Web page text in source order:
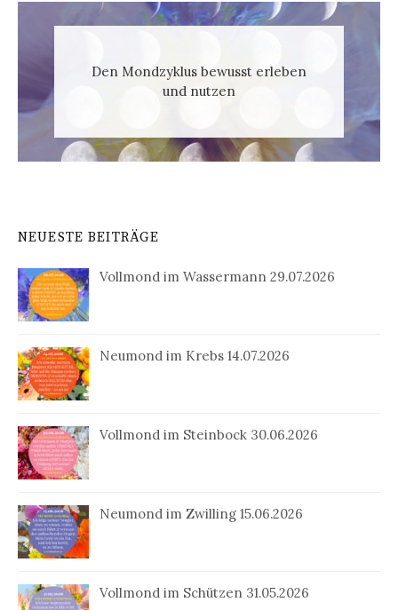
Den Mondzyklus bewusst erleben
und nutzen
NEUESTE BEITRÄGE
Vollmond im Wassermann 29.07.2026
Neumond im Krebs 14.07.2026
Vollmond im Steinbock 30.06.2026
Neumond im Zwilling 15.06.2026
Vollmond im Schützen 31.05.2026